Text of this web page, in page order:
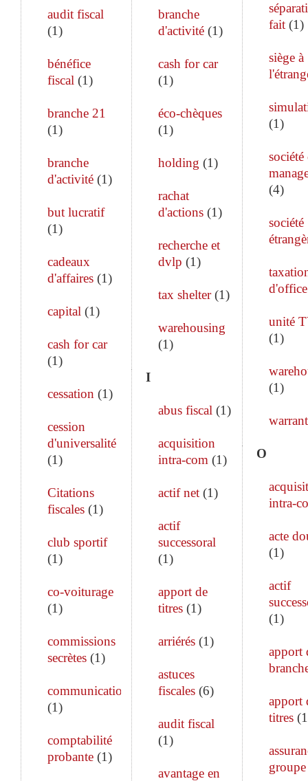
audit fiscal
(1)
bénéfice
fiscal (1)
branche 21
(1)
branche
d'activité (1)
but lucratif
(1)
cadeaux
d'affaires (1)
capital (1)
cash for car
(1)
cessation (1)
cession
d'universalité
(1)
Citations
fiscales (1)
club sportif
(1)
co-voiturage
(1)
commissions
secrètes (1)
communication
(1)
comptabilité
probante (1)
branche
d'activité(1)
cash for car
(1)
éco-chèques
(1)
holding (1)
rachat
d'actions(1)
recherche et
dvlp (1)
tax shelter(1)
warehousing
(1)
I
abus fiscal (1)
acquisition
intra-com (1)
actif net(1)
actif
successoral
(1)
apport de
titres(1)
arriérés(1)
astuces
fiscales(6)
audit fiscal
(1)
avantage en
fait(1)
siège à
(1)
société
(4)
société
d'office
unité
(1)
(1)
warrant
O
intra-
acte
(1)
actif
(1)
apport
apport
titres(1
groupe